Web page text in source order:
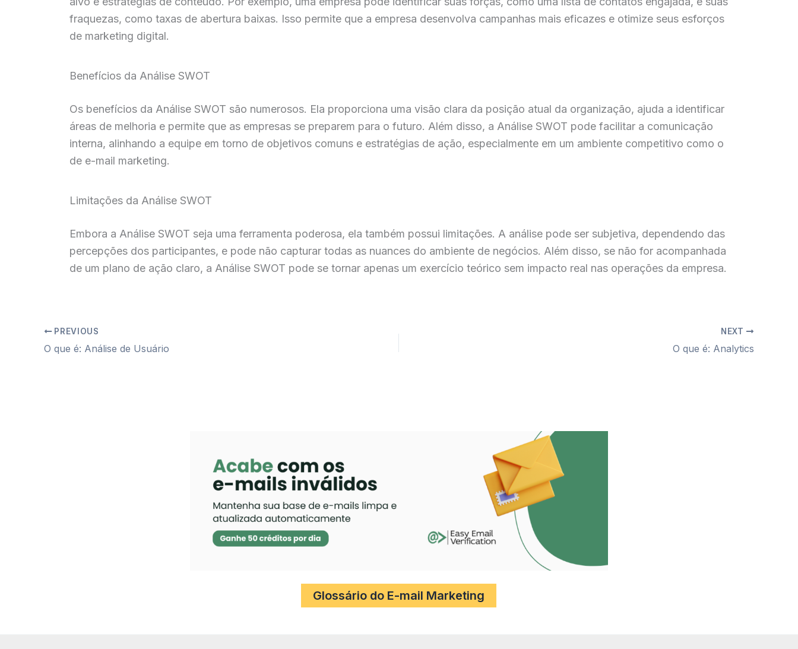
fraquezas, como taxas de abertura baixas. Isso permite que a empresa desenvolva campanhas mais eficazes e otimize seus esforços
de marketing digital.
Benefícios da Análise SWOT
Os benefícios da Análise SWOT são numerosos. Ela proporciona uma visão clara da posição atual da organização, ajuda a identificar
áreas de melhoria e permite que as empresas se preparem para o futuro. Além disso, a Análise SWOT pode facilitar a comunicação
interna, alinhando a equipe em torno de objetivos comuns e estratégias de ação, especialmente em um ambiente competitivo como o
de e-mail marketing.
Limitações da Análise SWOT
Embora a Análise SWOT seja uma ferramenta poderosa, ela também possui limitações. A análise pode ser subjetiva, dependendo das
percepções dos participantes, e pode não capturar todas as nuances do ambiente de negócios. Além disso, se não for acompanhada
de um plano de ação claro, a Análise SWOT pode se tornar apenas um exercício teórico sem impacto real nas operações da empresa.
PREVIOUS
O que é: Análise de Usuário
NEXT
O que é: Analytics
Glossário do E-mail Marketing